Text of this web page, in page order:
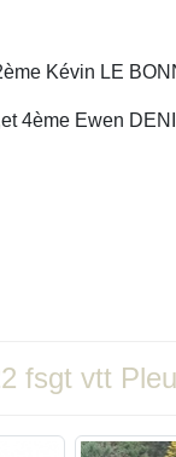
Kévin LE
4ème Ewen
fsgt vtt